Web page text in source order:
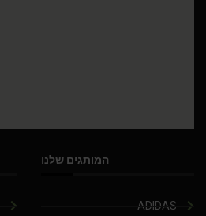
המותגים שלנו
ADIDAS